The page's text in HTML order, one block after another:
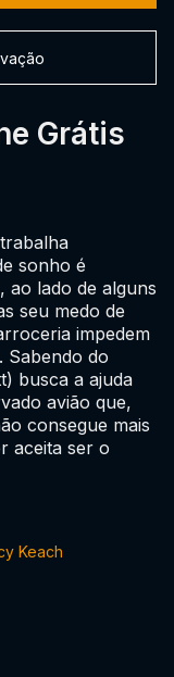
Grátis
sonho é
ao lado de alguns
seu medo de
impedem
Sabendo do
busca a ajuda
avião que,
consegue mais
aceita ser o
Keach